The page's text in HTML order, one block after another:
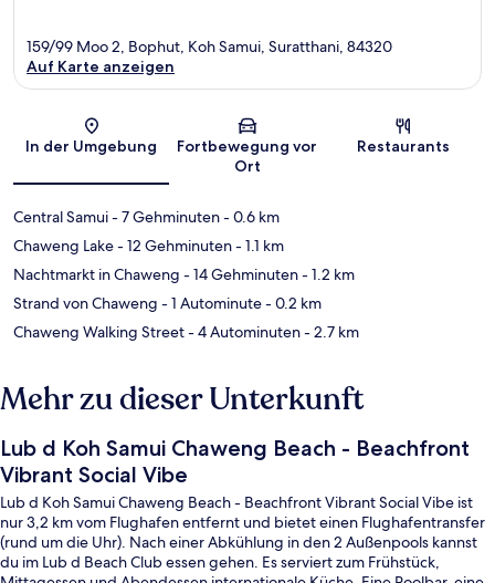
Karte
159/99 Moo 2, Bophut, Koh Samui, Suratthani, 84320
Auf Karte anzeigen
In der Umgebung
Fortbewegung vor
Ort
Restaurants
Central Samui- 7 Gehminuten- 0.6 km
Chaweng Lake- 12 Gehminuten- 1.1 km
Nachtmarkt in Chaweng - 14 Gehminuten- 1.2 km
Strand von Chaweng - 1 Autominute- 0.2 km
Chaweng Walking Street- 4 Autominuten- 2.7 km
Mehr zu dieser Unterkunft
Lub d Koh Samui Chaweng Beach - Beachfront
Vibrant Social Vibe
Lub d Koh Samui Chaweng Beach - Beachfront Vibrant Social Vibe ist
nur 3,2 km vom Flughafen entfernt und bietet einen Flughafentransfer
(rund um die Uhr). Nach einer Abkühlung in den 2 Außenpools kannst
du im Lub d Beach Club essen gehen. Es serviert zum Frühstück,